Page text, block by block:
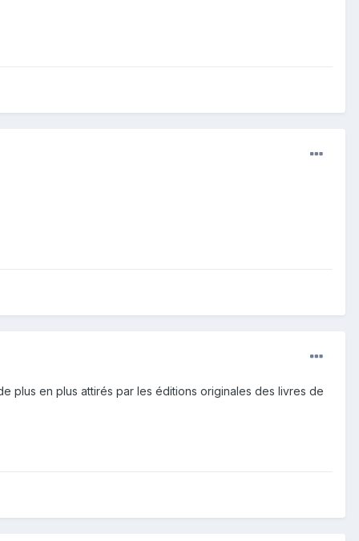
plus en plus attirés par les éditions originales des livres de